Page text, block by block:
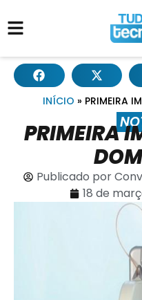
INÍCIO » PRIMEIRA
PRIMEIRA
Publicado por
18 de